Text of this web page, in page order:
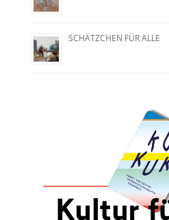
SCHÄTZCHEN FÜR ALLE